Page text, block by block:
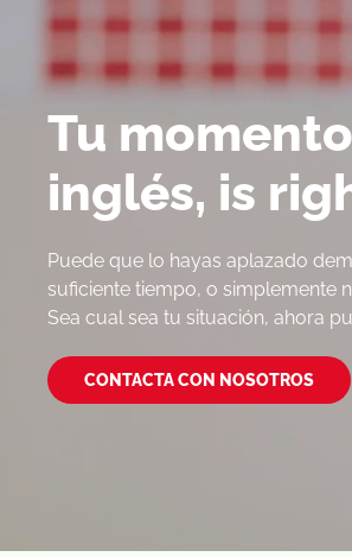
Tu
inglés, is
Puede que lo hayas aplazado
suficiente tiempo, o simplemente
Sea cual sea tu situación, ahora
CONTACTA CON NOSOTROS